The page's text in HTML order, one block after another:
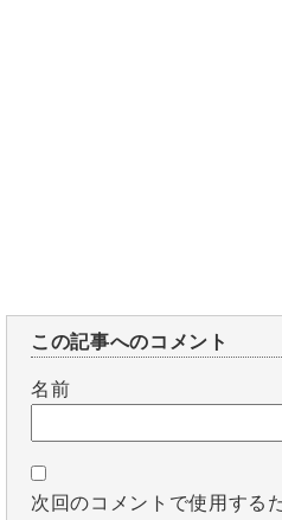
この記事へのコメント
名前
次回のコメントで使用する